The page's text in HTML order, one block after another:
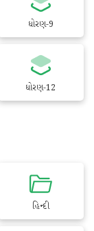
ધોરણ-9
ધોરણ-12
હિન્દી